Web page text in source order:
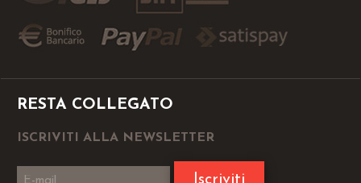
RESTA COLLEGATO
ISCRIVITI ALLA NEWSLETTER